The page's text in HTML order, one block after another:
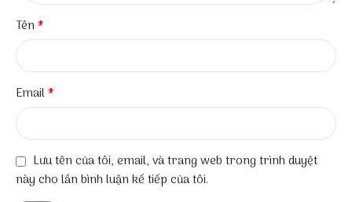
Tên*
Email*
Lưu tên của tôi, email, và trang web trong trình duyệt
này cho lần bình luận kế tiếp của tôi.